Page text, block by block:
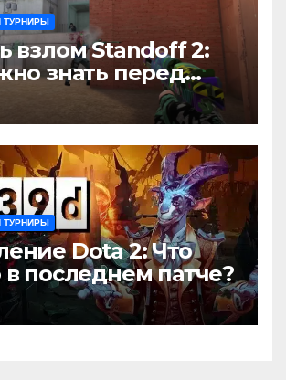
ТУРНИРЫ
взлом Standoff 2:
знать перед
ТУРНИРЫ
Dota 2: Что
в последнем патче?